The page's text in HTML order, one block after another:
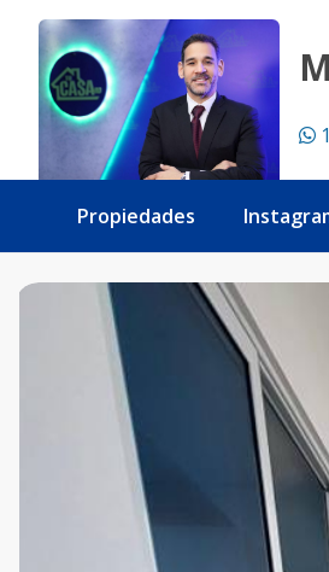
Propiedades
Apartamento con vista al mar, Bella